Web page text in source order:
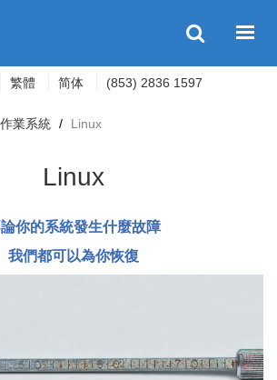
繁體 简体 (853) 2836 1597
作業系統 / Linux
Linux
你的系統發生什麼故障
我們都可以為你恢復